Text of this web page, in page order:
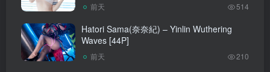
前天 514
Hatori Sama(奈奈紀) – Yinlin Wuthering
Waves [44P]
前天 210